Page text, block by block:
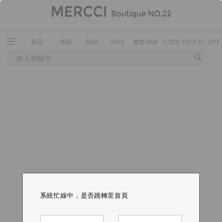
新品 預購 熱銷 SALE 整套88折 COOL TOUCH
系統忙線中，是否跳轉至首頁
系統忙線中，是否跳轉至首頁
系統忙線中，是否跳轉至首頁
系統忙線中，是否跳轉至首頁
系統忙線中，是否跳轉至首頁